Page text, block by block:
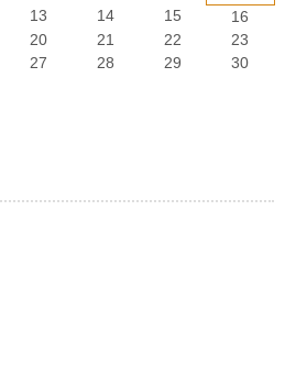
13 14 15
16
20 21 22
23
27 28 29
30